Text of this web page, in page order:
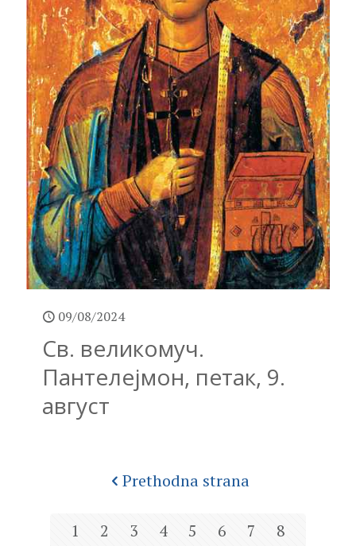
09/08/2024
Св. великомуч.
Пантелејмон, петак, 9.
август
Prethodna strana
1 2 3 4 5 6 7
8